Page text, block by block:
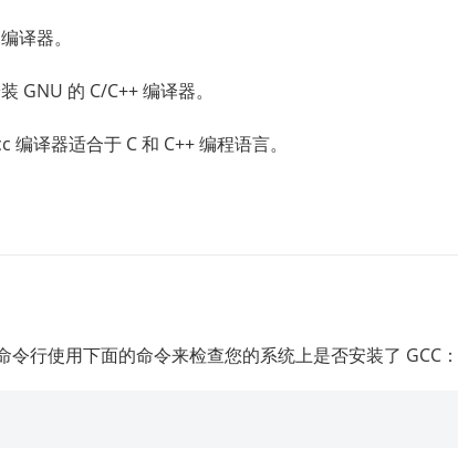
译器。
GNU 的 C/C++ 编译器。
译器适合于 C 和 C++ 编程语言。
令行使用下面的命令来检查您的系统上是否安装了 GCC：